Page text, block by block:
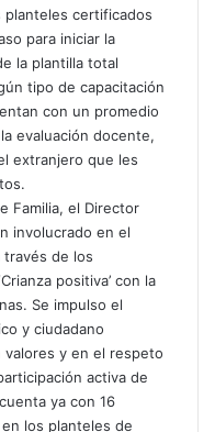
planteles certificados
para iniciar la
la plantilla total
tipo de capacitación
con un promedio
evaluación docente,
extranjero que les
Familia, el Director
involucrado en el
de los
positiva’ con la
Se impulso el
y ciudadano
valores y en el respeto
activa de
ya con 16
los planteles de